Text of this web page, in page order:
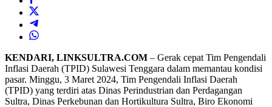
KENDARI, LINKSULTRA.COM – Gerak cepat Tim Pengendali
Inflasi Daerah (TPID) Sulawesi Tenggara dalam memantau kondisi
pasar. Minggu, 3 Maret 2024, Tim Pengendali Inflasi Daerah
(TPID) yang terdiri atas Dinas Perindustrian dan Perdagangan
Sultra, Dinas Perkebunan dan Hortikultura Sultra, Biro Ekonomi